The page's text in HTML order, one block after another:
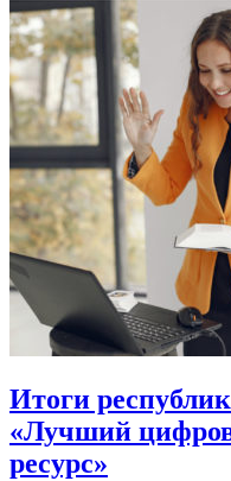
Итоги
«Лучший
ресурс»